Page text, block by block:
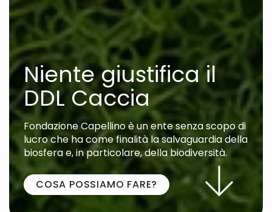
Niente giustifica il
DDL Caccia
Fondazione Capellino è un ente senza scopo di
lucro che ha come finalità la salvaguardia della
biosfera e, in particolare, della biodiversità.
COSA POSSIAMO FARE?